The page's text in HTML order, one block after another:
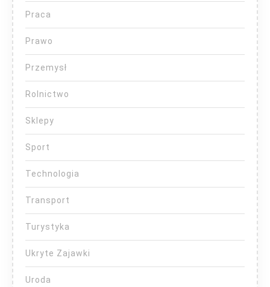
Praca
Prawo
Przemysł
Rolnictwo
Sklepy
Sport
Technologia
Transport
Turystyka
Ukryte Zajawki
Uroda